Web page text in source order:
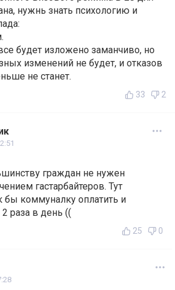
нужнь знать психологию и
будет изложено заманчиво, но
изменений не будет, и отказов
не станет.
33 2
граждан не нужен
гастарбайтеров. Тут
бы коммуналку оплатить и
раза в день ((
25 0